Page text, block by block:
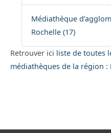
Médiathèque
Rochelle (17)
Retrouver ici liste de toutes
médiathèques de la région